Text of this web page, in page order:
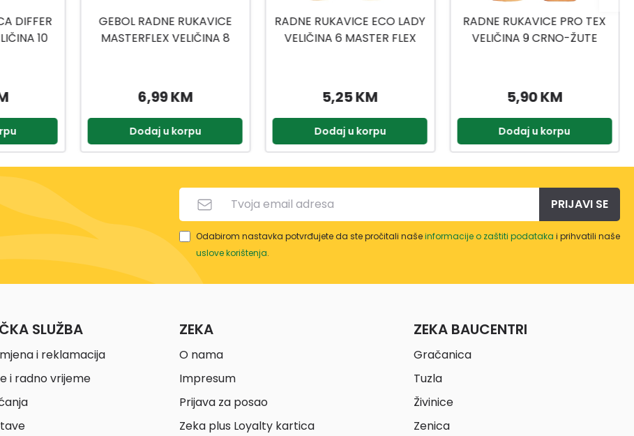
8
RADNE RUKAVICE ECO LADY
VELIČINA 6 MASTER FLEX
5,25 KM
Dodaj u korpu
RADNE RUKAVICE PRO TEX
VELIČINA 9 CRNO-ŽUTE
5,90 KM
Dodaj u korpu
RUKAVICE TOP FLEX VEL.8
5,99 KM
Dodaj u korpu
PRIJAVI SE
Odabirom nastavka potvrđujete da ste pročitali našeinformacije o zaštiti podataka i prihvatili naše
uslove korištenja.
SLUŽBA
i reklamacija
i radno vrijeme
ZEKA
O nama
Impresum
Prijava za posao
Zeka plus Loyalty kartica
ZEKA BAUCENTRI
Gračanica
Tuzla
Živinice
Zenica